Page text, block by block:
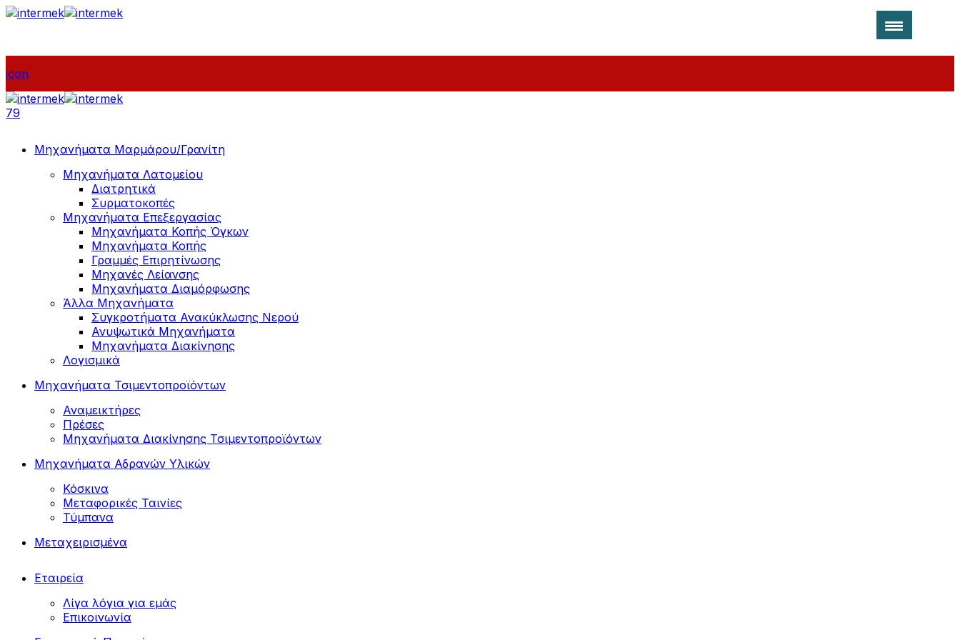
icon
79
Μηχανήματα Μαρμάρου/Γρανίτη
Μηχανήματα Λατομείου
Διατρητικά
Συρματοκοπές
Μηχανήματα Επεξεργασίας
Μηχανήματα Κοπής Όγκων
Μηχανήματα Κοπής
Γραμμές Επιρητίνωσης
Μηχανές Λείανσης
Μηχανήματα Διαμόρφωσης
Άλλα Μηχανήματα
Συγκροτήματα Ανακύκλωσης Νερού
Ανυψωτικά Μηχανήματα
Μηχανήματα Διακίνησης
Λογισμικά
Μηχανήματα Τσιμεντοπροϊόντων
Αναμεικτήρες
Πρέσες
Μηχανήματα Διακίνησης Τσιμεντοπροϊόντων
Μηχανήματα Αδρανών Υλικών
Κόσκινα
Μεταφορικές Ταινίες
Τύμπανα
Μεταχειρισμένα
Εταιρεία
Λίγα λόγια για εμάς
Επικοινωνία